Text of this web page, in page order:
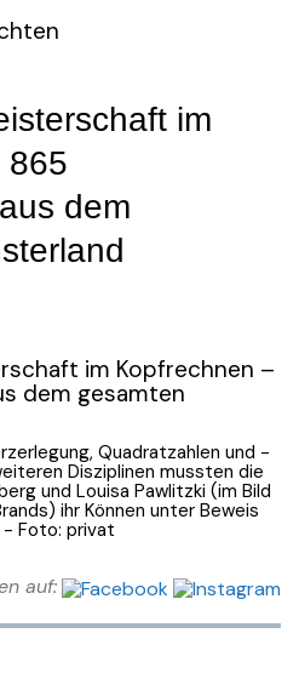
im
865
dem
Quadratzahlen und -
Disziplinen mussten die
und Louisa Pawlitzki (im Bild
ihr Können unter Beweis
Foto: privat
auf: